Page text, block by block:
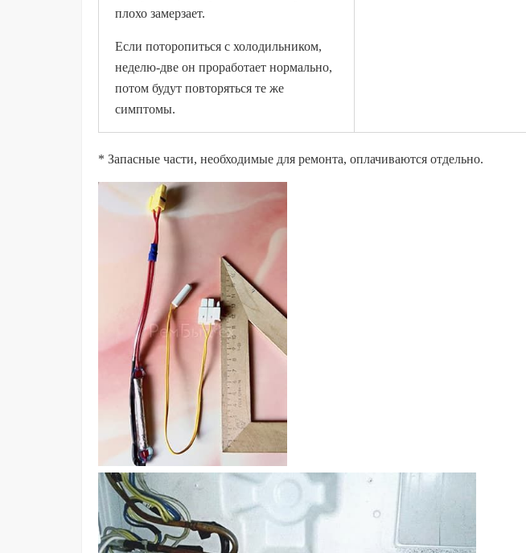
плохо замерзает.
Если поторопиться с холодильником,
неделю-две он проработает нормально,
потом будут повторяться те же
симптомы.
* Запасные части, необходимые для ремонта, оплачиваются отдельно.